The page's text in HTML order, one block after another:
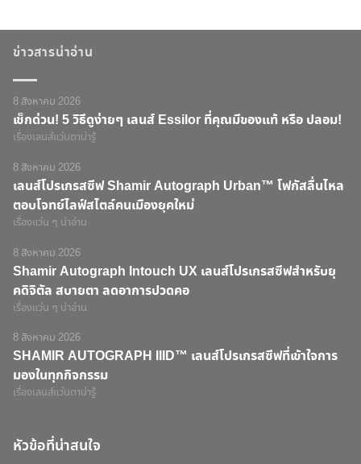
ข่าวสารน่าอ่าน
8 สิงหาคม 2026
เช็กด่วน! 5 วิธีดูง่ายๆ เลนส์ Essilor ที่คุณมีของแท้ หรือ ปลอม!
เรื่องเลนส์แว่นตาน่ารู้
8 สิงหาคม 2026
เลนส์โปรเกรสซีฟ Shamir Autograph Urban™ โฟกัสลื่นไหล
ตอบโจทย์ไลฟ์สไตล์คนเมืองยุคใหม่
เรื่องแว่น ๆ น่าอ่าน
8 สิงหาคม 2026
Shamir Autograph Intouch UX เลนส์โปรเกรสซีฟสำหรับยุ
คดิจิตัล สบายตา ลดอาการปวดคอ
เรื่องแว่น ๆ น่าอ่าน
8 สิงหาคม 2026
SHAMIR AUTOGRAPH IIID™ เลนส์โปรเกรสซีฟที่เข้าใจการ
มองในทุกกิจกรรม
เรื่องเลนส์แว่นตาน่ารู้
หัวข้อที่น่าสนใจ